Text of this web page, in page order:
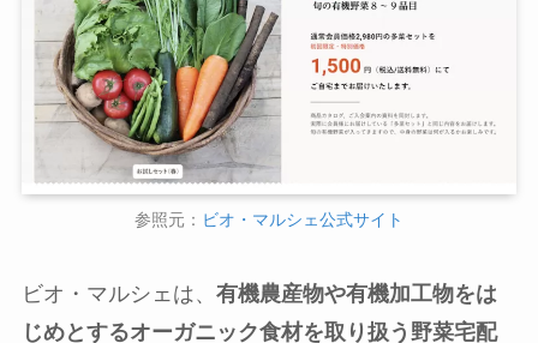
参照元： ビオ・マルシェ公式サイト
ビオ・マルシェは、 有機農産物や有機加工物をは
じめとするオーガニック食材を取り扱う野菜宅配